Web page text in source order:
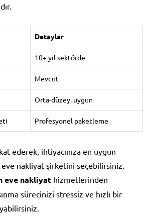
Detaylar
10+ yıl sektörde
Mevcut
Orta-düzey, uygun
Profesyonel paketleme
ederek, ihtiyacınıza en uygun
nakliyat şirketini seçebilirsiniz.
eve nakliyat hizmetlerinden
sürecinizi stressiz ve hızlı bir